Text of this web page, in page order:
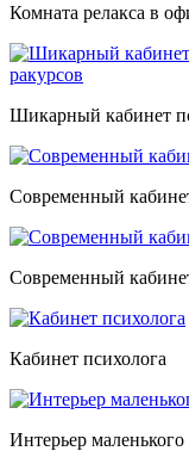
Комната релакса в
Шикарный кабинет
Современный
Современный
Кабинет психолога
Интерьер маленького